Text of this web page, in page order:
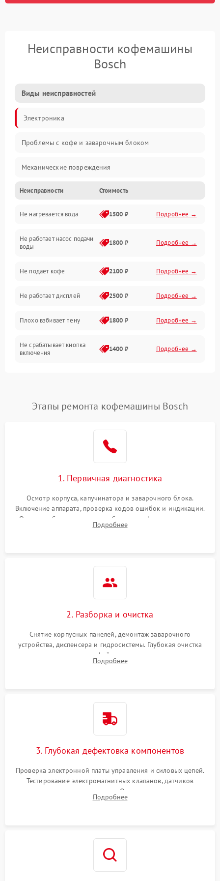
Неисправности кофемашины
Bosch
Виды неисправностей
Электроника
Проблемы с кофе и заварочным блоком
Механические повреждения
Прочие неисправности
Включение и работа
Проблемы с водой
Проблемы с капучинатором и паром
Управление и электроника
Программное обеспечение
Неисправности Стоимость
Не нагревается вода 1500 ₽ Подробнее →
Не работает насос подачи
воды
1800 ₽ Подробнее →
Не подает кофе 2100 ₽ Подробнее →
Не работает дисплей 2500 ₽ Подробнее →
Плохо взбивает пену 1800 ₽ Подробнее →
Не срабатывает кнопка
включения
1400 ₽ Подробнее →
Постоянные сбои в работе 1500 ₽ Подробнее →
Этапы ремонта кофемашины Bosch
1. Первичная диагностика
Осмотр корпуса, капучинатора и заварочного блока.
Включение аппарата, проверка кодов ошибок и индикации.
Оценка работы помпы, термоблока и кофемолки на слух.
Измерение температуры и давления воды для выявления
Подробнее
2. Разборка и очистка
Снятие корпусных панелей, демонтаж заварочного
устройства, диспенсера и гидросистемы. Глубокая очистка
внутренних узлов от кофейных масел, жмыха и накипи.
Промывка дренажных каналов и фильтров с использованием
Подробнее
3. Глубокая дефектовка компонентов
Проверка электронной платы управления и силовых цепей.
Тестирование электромагнитных клапанов, датчиков
температуры и расходомера. Оценка степени износа
жерновов кофемолки, уплотнительных колец гидросистемы
Подробнее